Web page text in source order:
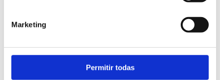
Marketing
Permitir todas
Milenarios